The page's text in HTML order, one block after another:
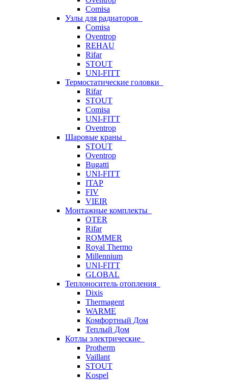
Comisa
Узлы для радиаторов
Comisa
Oventrop
REHAU
Rifar
STOUT
UNI-FITT
Термостатические головки
Rifar
STOUT
Comisa
UNI-FITT
Oventrop
Шаровые краны
STOUT
Oventrop
Bugatti
UNI-FITT
ITAP
FIV
VIEIR
Монтажные комплекты
OTER
Rifar
ROMMER
Royal Thermo
Millennium
UNI-FITT
GLOBAL
Теплоноситель отопления
Dixis
Thermagent
WARME
Комфортный Дом
Теплый Дом
Котлы электрические
Protherm
Vaillant
STOUT
Kospel